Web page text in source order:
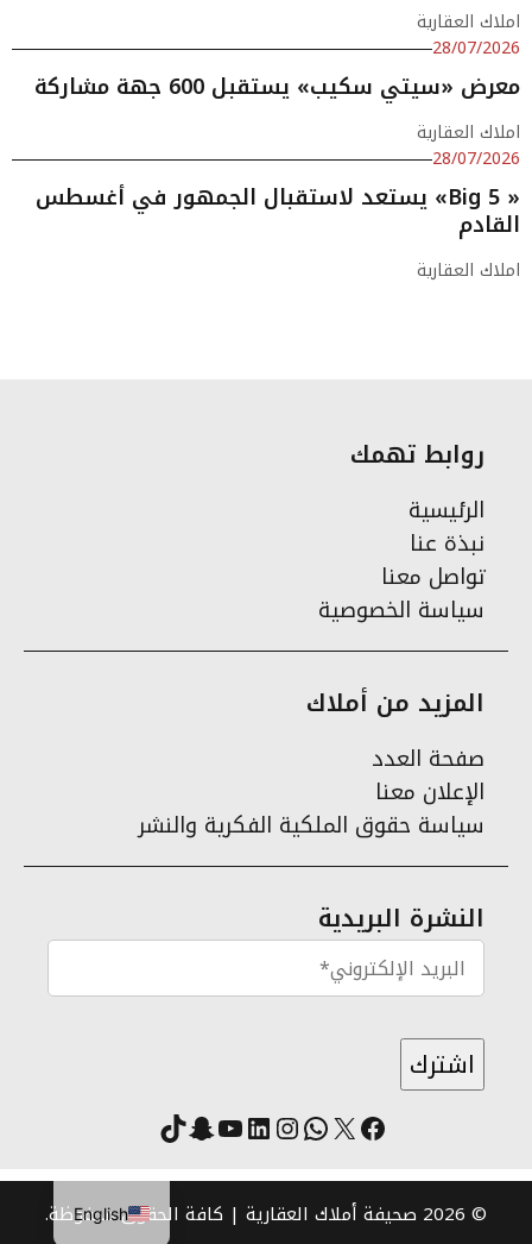
املاك العقارية
28/07/2026
معرض «سيتي سكيب» يستقبل 600 جهة مشاركة
املاك العقارية
28/07/2026
« Big 5» يستعد لاستقبال الجمهور في أغسطس
القادم
املاك العقارية
روابط تهمك
الرئيسية
نبذة عنا
تواصل معنا
سياسة الخصوصية
المزيد من أملاك
صفحة العدد
الإعلان معنا
سياسة حقوق الملكية الفكرية والنشر
النشرة البريدية
فيسبوك
X واتساب
انستقرام
لينكد إنيوتيوب
سناب شات
تيك توك
© 2026 صحيفة أملاك العقارية | كافة الحقوق محفوظة. English